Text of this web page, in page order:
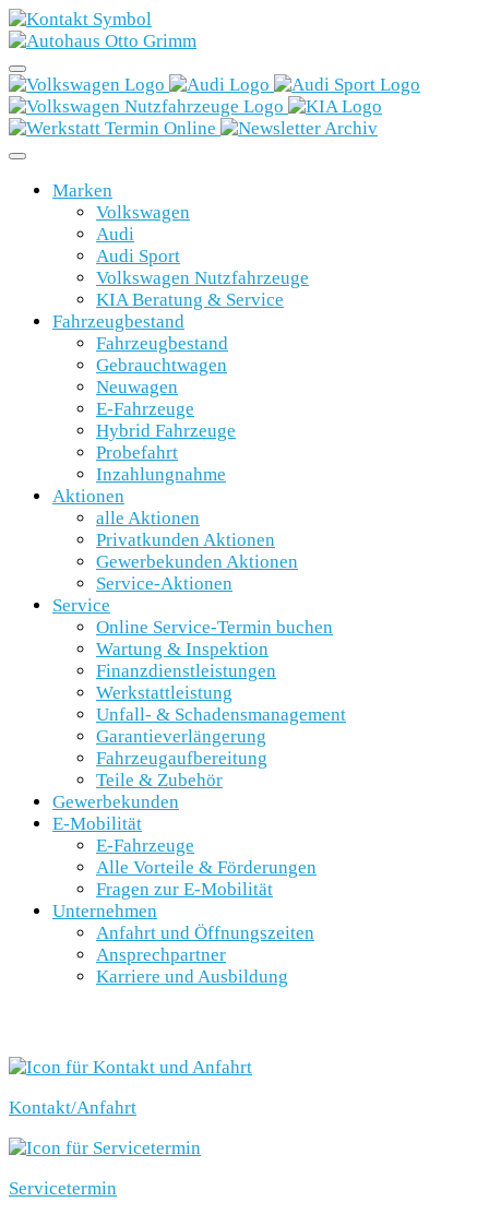
Marken
Volkswagen
Audi
Audi Sport
Volkswagen Nutzfahrzeuge
KIA Beratung & Service
Fahrzeugbestand
Fahrzeugbestand
Gebrauchtwagen
Neuwagen
E-Fahrzeuge
Hybrid Fahrzeuge
Probefahrt
Inzahlungnahme
Aktionen
alle Aktionen
Privatkunden Aktionen
Gewerbekunden Aktionen
Service-Aktionen
Service
Online Service-Termin buchen
Wartung & Inspektion
Finanzdienstleistungen
Werkstattleistung
Unfall- & Schadensmanagement
Garantieverlängerung
Fahrzeugaufbereitung
Teile & Zubehör
Gewerbekunden
E-Mobilität
E-Fahrzeuge
Alle Vorteile & Förderungen
Fragen zur E-Mobilität
Unternehmen
Anfahrt und Öffnungszeiten
Ansprechpartner
Karriere und Ausbildung
Kontakt/Anfahrt
Servicetermin